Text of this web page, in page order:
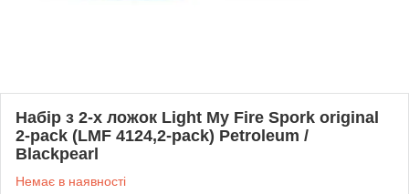
Набір з 2-х ложок Light My Fire Spork original
2-pack (LMF 4124,2-pack) Petroleum /
Blackpearl
Немає в наявності